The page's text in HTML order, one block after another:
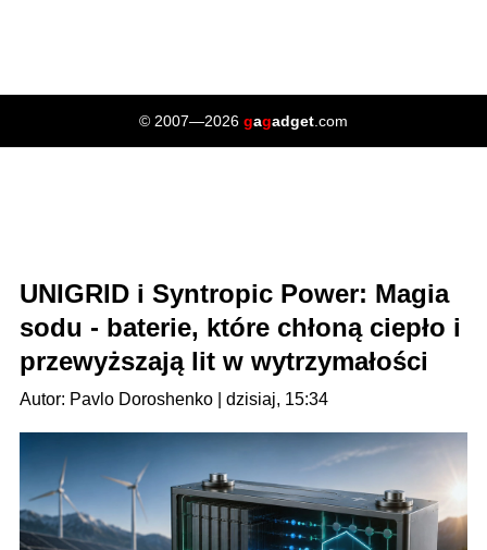
© 2007—2026 gagadget .com